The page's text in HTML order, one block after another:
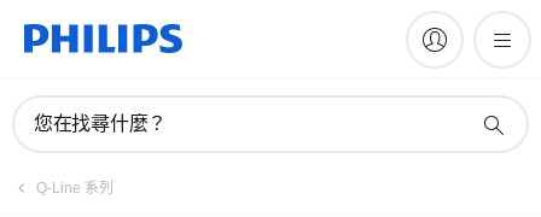
您在找尋什麼？
Q-Line 系列